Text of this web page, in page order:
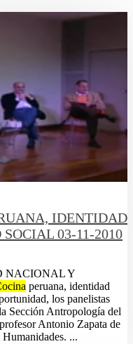
IDENTIDAD
03-11-2010
NACIONAL Y
peruana, identidad
los panelistas
Sección Antropología del
Antonio Zapata de
...